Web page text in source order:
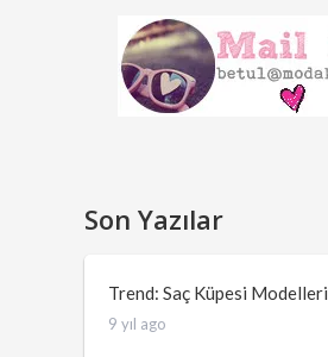
Son Yazılar
Trend: Saç Küpesi
9 yıl ago